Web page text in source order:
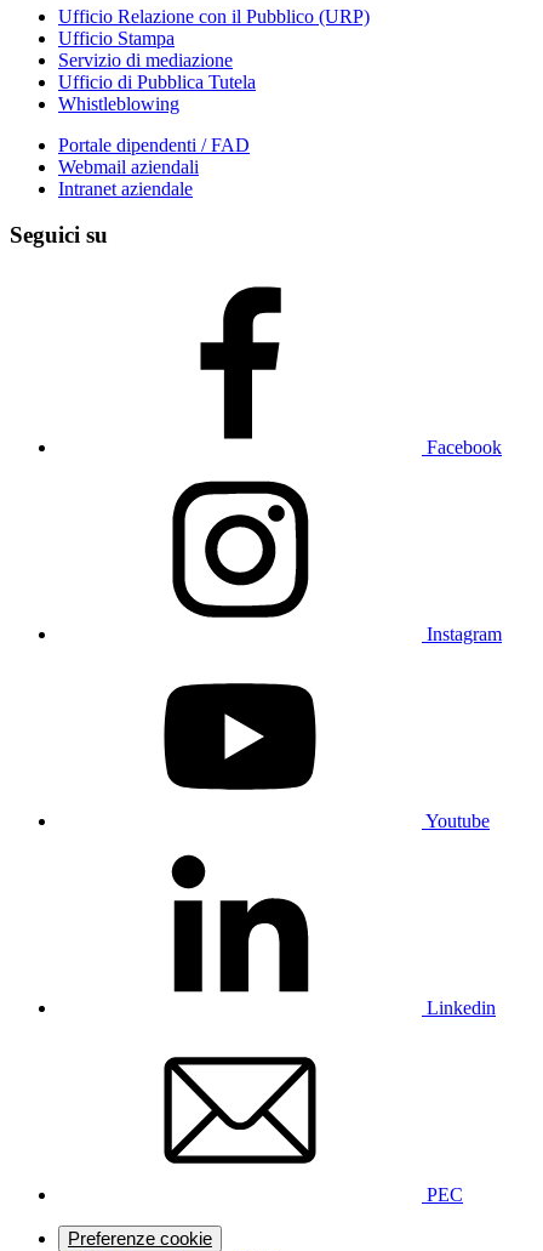
Ufficio Relazione con il Pubblico (URP)
Ufficio Stampa
Servizio di mediazione
Ufficio di Pubblica Tutela
Whistleblowing
Portale dipendenti / FAD
Webmail aziendali
Intranet aziendale
Seguici su
Facebook
Instagram
Youtube
Linkedin
PEC
Preferenze cookie